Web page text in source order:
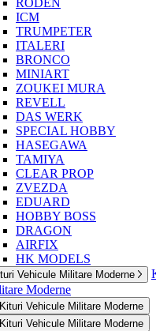
RODEN
ICM
TRUMPETER
ITALERI
BRONCO
MINIART
ZOUKEI MURA
REVELL
DAS WERK
SPECIAL HOBBY
HASEGAWA
TAMIYA
CLEAR PROP
ZVEZDA
EDUARD
HOBBY BOSS
DRAGON
AIRFIX
HK MODELS
Vehicule Militare Moderne
Moderne
Kituri Vehicule Militare Moderne
Kituri Vehicule Militare Moderne